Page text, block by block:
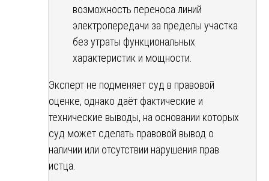
возможность переноса линий
электропередачи за пределы участка
без утраты функциональных
характеристик и мощности.
Эксперт не подменяет суд в правовой
оценке, однако даёт фактические и
технические выводы, на основании которых
суд может сделать правовой вывод о
наличии или отсутствии нарушения прав
истца.